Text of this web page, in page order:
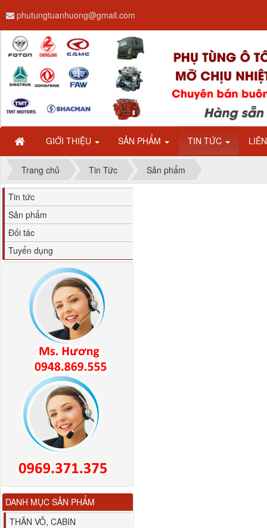
GIỚI THIỆU SẢN PHẨM TIN TỨC
phutungtuanhuong@gmail.com
Trang chủ Tin Tức Sản phẩm
Tin tức
Sản phẩm
Đối tác
Tuyển dụng
DANH MỤC SẢN PHẨM
THÂN VỎ, CABIN
2.68m
Bình nước phụ
Chenglong hải âu...
80YHCB-60 Bơm xăng
dầu 60m3/h...